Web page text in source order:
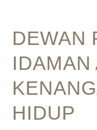
DEWAN
IDAMAN
HIDUP
Idaman
–
Cipta
Kenangan
Seumur